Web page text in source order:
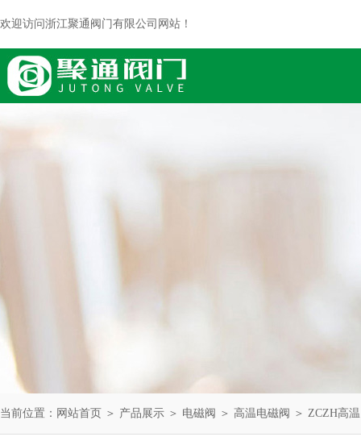
欢迎访问浙江聚通阀门有限公司网站！
当前位置： 网站首页 ＞ 产品展示 ＞ 电磁阀 ＞ 高温电磁阀 ＞ ZCZH高